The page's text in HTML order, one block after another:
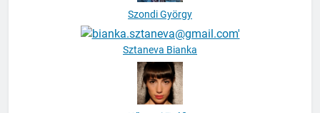
Sztaneva Bianka
Kőszegi Zsófia